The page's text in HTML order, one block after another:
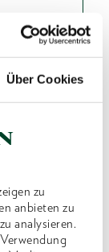
Über Cookies
zu
anbieten zu
analysieren.
zum Fällen